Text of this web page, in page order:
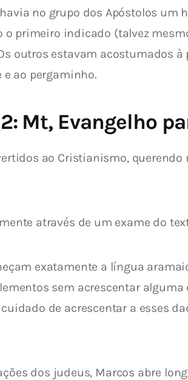
no grupo dos Apóstolos um
primeiro indicado (talvez
outros estavam acostumados
e ao pergaminho.
Mt, Evangelho
ao Cristianismo,
através de um exame do
exatamente a língua
sem acrescentar
de acrescentar a esses
dos judeus, Marcos abre